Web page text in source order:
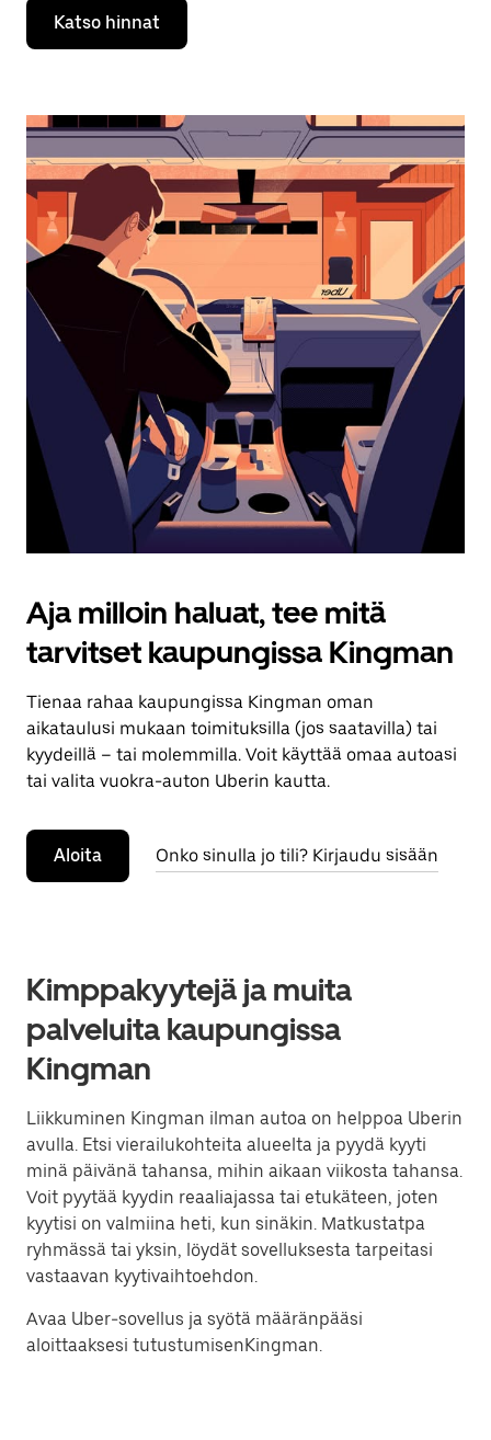
Valitse
päivämäärä
kalenterissa
Sulje
Esc-
painikkeella.
Katso hinnat
Aja milloin haluat, tee mitä
tarvitset kaupungissa Kingman
Tienaa rahaa kaupungissa Kingman oman
aikataulusi mukaan toimituksilla (jos saatavilla) tai
kyydeillä – tai molemmilla. Voit käyttää omaa autoasi
tai valita vuokra-auton Uberin kautta.
Aloita Onko sinulla jo tili? Kirjaudu sisään
Kimppakyytejä ja muita
palveluita kaupungissa
Kingman
Liikkuminen Kingman ilman autoa on helppoa Uberin
avulla. Etsi vierailukohteita alueelta ja pyydä kyyti
minä päivänä tahansa, mihin aikaan viikosta tahansa.
Voit pyytää kyydin reaaliajassa tai etukäteen, joten
kyytisi on valmiina heti, kun sinäkin. Matkustatpa
ryhmässä tai yksin, löydät sovelluksesta tarpeitasi
vastaavan kyytivaihtoehdon.
Avaa Uber-sovellus ja syötä määränpääsi
aloittaaksesi tutustumisenKingman.